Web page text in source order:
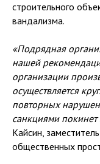
строительного
вандализма.
«Подрядная
нашей
организации
осуществляется
повторных
санкциями покинет
Кайсин,
общественных